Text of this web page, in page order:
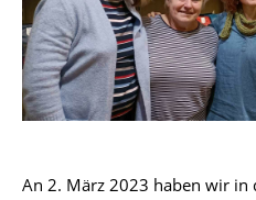
An 2. März 2023 haben wir